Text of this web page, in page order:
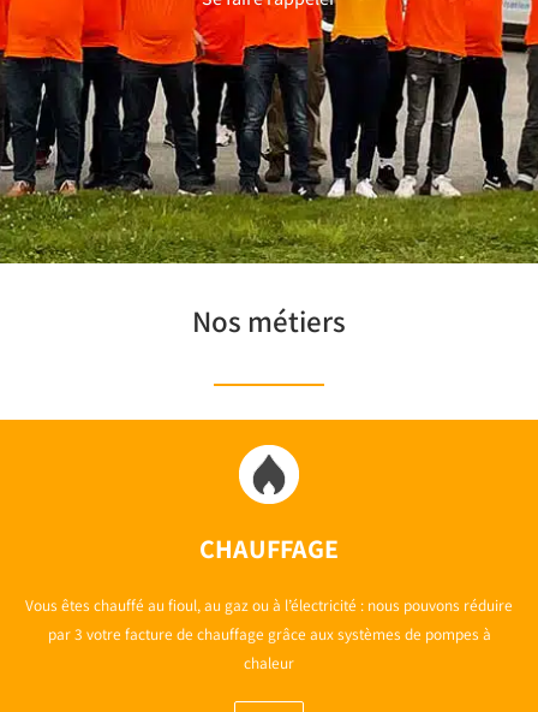
Nos métiers
CHAUFFAGE
Vous êtes chauffé au fioul, au gaz ou à l’électricité : nous pouvons réduire
par 3 votre facture de chauffage grâce aux systèmes de pompes à
chaleur